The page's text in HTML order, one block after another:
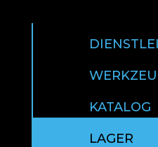
KATALOG
LAGER